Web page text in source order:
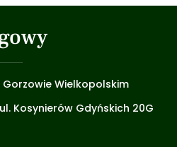
Wielkopolskim
Kosynierów Gdyńskich 20G